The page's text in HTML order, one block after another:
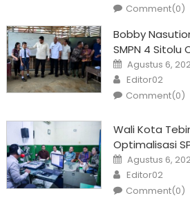
Comment(0)
Bobby
SMPN 4 Sitolu
Posted
on
Agustus 6,
Author
Editor02
Comment(0)
Wali Kota
Optimalisasi
Posted
on
Agustus 6,
Author
Editor02
Comment(0)